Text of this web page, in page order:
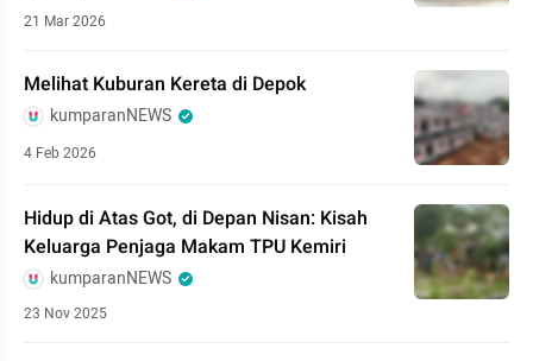
21 Mar 2026
Melihat Kuburan Kereta di Depok
kumparanNEWS
4 Feb 2026
Hidup di Atas Got, di Depan Nisan: Kisah
Keluarga Penjaga Makam TPU Kemiri
kumparanNEWS
23 Nov 2025